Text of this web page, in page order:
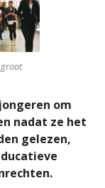
groot
om
nadat ze het
gelezen,